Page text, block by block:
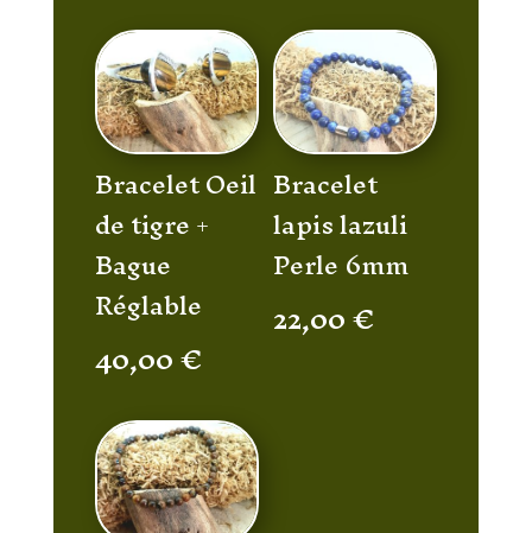
Bracelet Oeil
de tigre +
Bague
Réglable
40,00€
Bracelet
lapis lazuli
Perle 6mm
22,00€